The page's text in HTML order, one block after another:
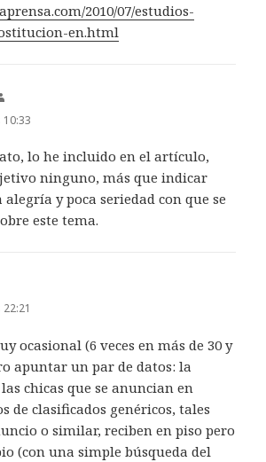
2010/07/estudios-
en.html
lo he incluido en el artículo,
ninguno, más que indicar
y poca seriedad con que se
este tema.
ocasional (6 veces en más de 30 y
apuntar un par de datos: la
chicas que se anuncian en
de clasificados genéricos, tales
o similar, reciben en piso pero
(con una simple búsqueda del